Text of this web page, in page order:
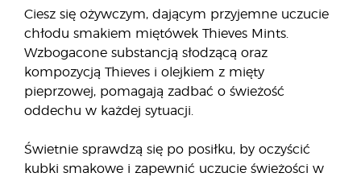
Ciesz się ożywczym, dającym przyjemne uczucie
chłodu smakiem miętówek Thieves Mints.
Wzbogacone substancją słodzącą oraz
kompozycją Thieves i olejkiem z mięty
pieprzowej, pomagają zadbać o świeżość
oddechu w każdej sytuacji.
Świetnie sprawdzą się po posiłku, by oczyścić
kubki smakowe i zapewnić uczucie świeżości w